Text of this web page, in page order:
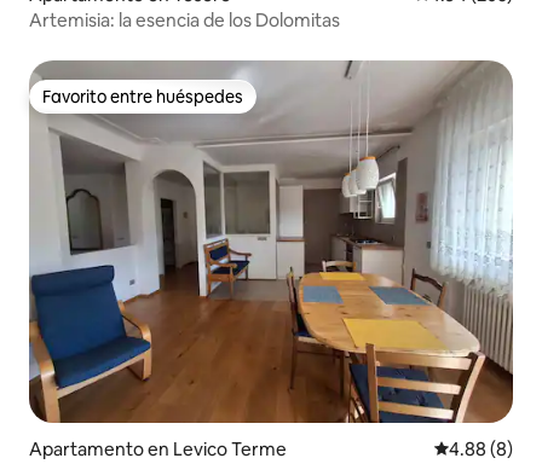
Artemisia: la esencia de los Dolomitas
Favorito entre huéspedes
Favorito entre huéspedes
Apartamento en Levico Terme Calificación
4.88 (8)